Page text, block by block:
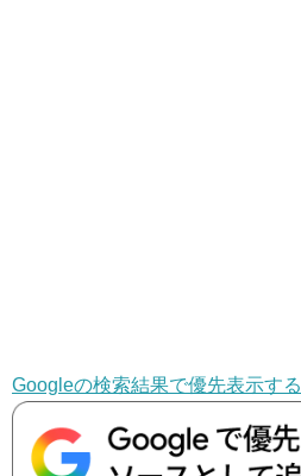
Googleの検索結果で優先表示する